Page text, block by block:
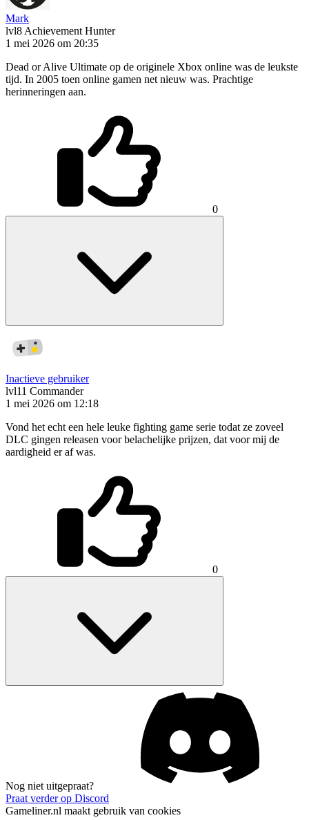
Mark
lvl8 Achievement Hunter
1 mei 2026 om 20:35
Dead or Alive Ultimate op de originele Xbox online was de leukste
tijd. In 2005 toen online gamen net nieuw was. Prachtige
herinneringen aan.
0
Inactieve gebruiker
lvl11 Commander
1 mei 2026 om 12:18
Vond het echt een hele leuke fighting game serie todat ze zoveel
DLC gingen releasen voor belachelijke prijzen, dat voor mij de
aardigheid er af was.
0
Nog niet uitgepraat?
Praat verder op Discord
Gameliner.nl maakt gebruik van cookies